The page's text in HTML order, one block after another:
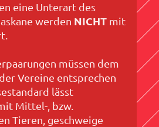
eine Unterart des
werden NICHT mit
müssen dem
Vereine entsprechen
lässt
Mittel-, bzw.
Tieren, geschweige